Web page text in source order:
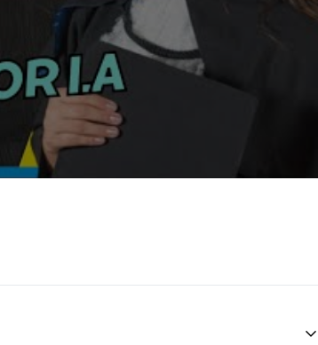
escrita;
normas ABNT;
IA para monografia, software para monografia,
monografia ou uma IA para escrever TCC